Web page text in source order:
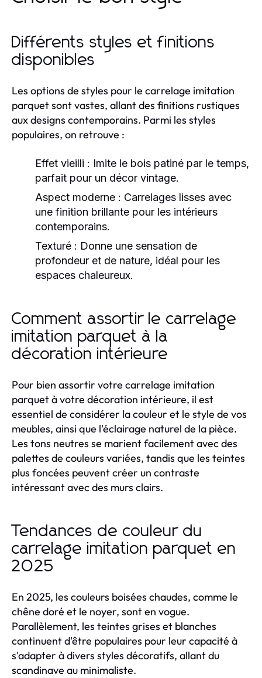
Différents styles et finitions
disponibles
Les options de styles pour le carrelage imitation
parquet sont vastes, allant des finitions rustiques
aux designs contemporains. Parmi les styles
populaires, on retrouve :
Effet vieilli : Imite le bois patiné par le temps,
parfait pour un décor vintage.
Aspect moderne : Carrelages lisses avec
une finition brillante pour les intérieurs
contemporains.
Texturé : Donne une sensation de
profondeur et de nature, idéal pour les
espaces chaleureux.
Comment assortir le carrelage
imitation parquet à la
décoration intérieure
Pour bien assortir votre carrelage imitation
parquet à votre décoration intérieure, il est
essentiel de considérer la couleur et le style de vos
meubles, ainsi que l'éclairage naturel de la pièce.
Les tons neutres se marient facilement avec des
palettes de couleurs variées, tandis que les teintes
plus foncées peuvent créer un contraste
intéressant avec des murs clairs.
Tendances de couleur du
carrelage imitation parquet en
2025
En 2025, les couleurs boisées chaudes, comme le
chêne doré et le noyer, sont en vogue.
Parallèlement, les teintes grises et blanches
continuent d'être populaires pour leur capacité à
s'adapter à divers styles décoratifs, allant du
scandinave au minimaliste.